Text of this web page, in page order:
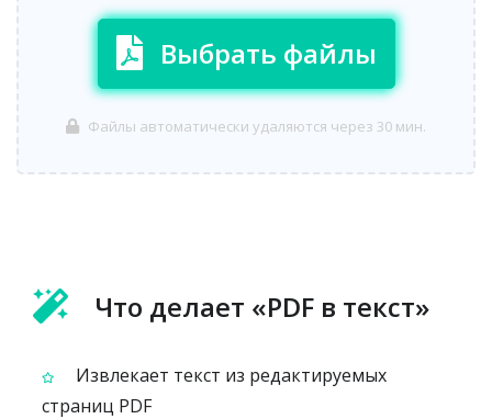
Выбрать файлы
Файлы автоматически удаляются через 30 мин.
Что делает «PDF в текст»
Извлекает текст из редактируемых
страниц PDF